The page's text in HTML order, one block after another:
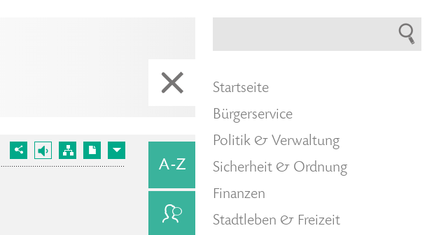
Startseite
Bürgerservice
Politik & Verwaltung
Sicherheit & Ordnung
Finanzen
Stadtleben & Freizeit